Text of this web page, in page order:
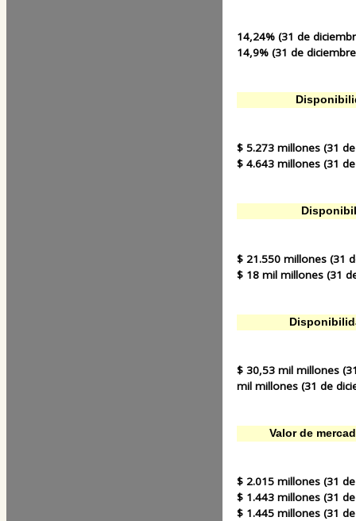
14,24% (31 de
14,9% (31 de
$ 5.273 millones (31
$ 4.643 millones (31
$ 21.550 millones (31
$ 18 mil millones (31
$ 30,53 mil millones
mil millones (31 de
Valor de
$ 2.015 millones (31
$ 1.443 millones (31
$ 1.445 millones (31